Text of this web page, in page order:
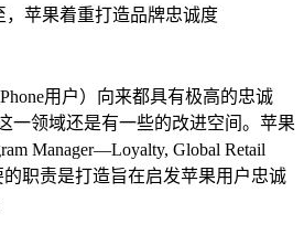
用户）向来都具有极高的忠诚
一领域还是有一些的改进空间。苹果
Manager—Loyalty, Global Retail
的职责是打造旨在启发苹果用户忠诚